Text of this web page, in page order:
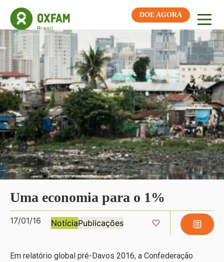
DOE AGORA
Uma economia para o 1%
17/01/16 NotíciaPublicações
Em relatório global pré-Davos 2016, a Confederação